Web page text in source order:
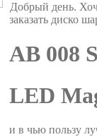
Добрый день.
заказать диско
AB 008
LED
и в чью пользу